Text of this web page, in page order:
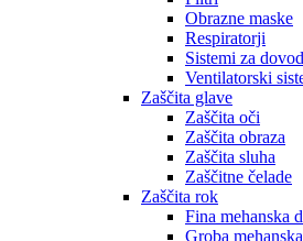
Obrazne maske
Respiratorji
Sistemi za
Ventilatorski
Zaščita glave
Zaščita oči
Zaščita obraza
Zaščita sluha
Zaščitne čelade
Zaščita rok
Fina mehanska
Groba